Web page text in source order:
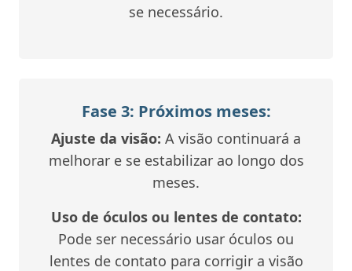
se necessário.
Fase 3: Próximos meses:
Ajuste da visão: A visão continuará a
melhorar e se estabilizar ao longo dos
meses.
Uso de óculos ou lentes de contato:
Pode ser necessário usar óculos ou
lentes de contato para corrigir a visão